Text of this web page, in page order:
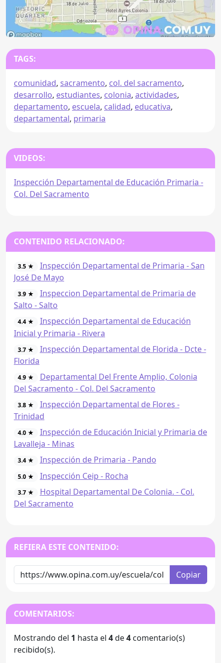
TAGS:
comunidad, sacramento, col. del sacramento,
desarrollo, estudiantes, colonia, actividades,
departamento, escuela, calidad, educativa,
departamental, primaria
VIDEOS:
Inspección Departamental de Educación Primaria -
Col. Del Sacramento
CONTENIDO RELACIONADO:
3.5 ★
Inspección Departamental de Primaria - San
José De Mayo
3.9 ★
Inspeccion Departamental de Primaria de
Salto - Salto
4.4 ★
Inspección Departamental de Educación
Inicial y Primaria - Rivera
3.7 ★
Inspección Departamental de Florida - Dcte -
Florida
4.9 ★
Departamental Del Frente Amplio, Colonia
Del Sacramento - Col. Del Sacramento
3.8 ★
Inspección Departamental de Flores -
Trinidad
4.0 ★
Inspección de Educación Inicial y Primaria de
Lavalleja - Minas
3.4 ★ Inspección de Primaria - Pando
5.0 ★ Inspección Ceip - Rocha
3.7 ★
Hospital Departamental De Colonia. - Col.
Del Sacramento
REFIERA ESTE CONTENIDO:
Copiar
COMENTARIOS:
Mostrando del 1 hasta el 4de4 comentario(s)
recibido(s).